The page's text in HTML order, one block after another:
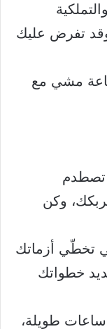
وقد تفرض عليك
مشي مع
تصطدم
وكن
تخطّي أزماتك
خطواتك
طويلة،